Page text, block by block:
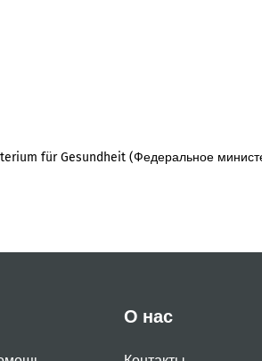
für Gesundheit (Федеральное
О нас